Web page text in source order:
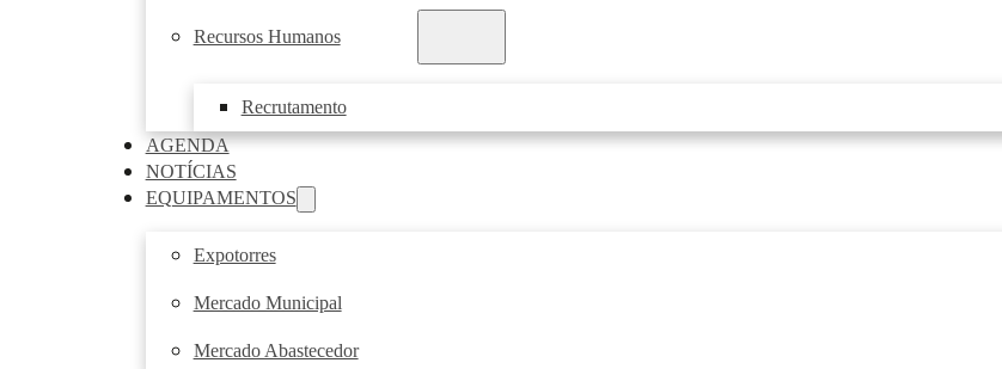
Recursos Humanos
Recrutamento
AGENDA
NOTÍCIAS
EQUIPAMENTOS
Expotorres
Mercado Municipal
Mercado Abastecedor